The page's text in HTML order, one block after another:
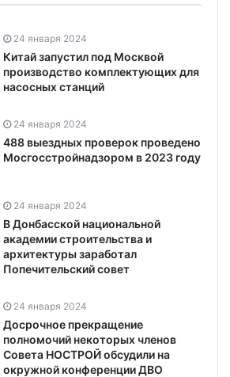
24 января 2024
Китай запустил под Москвой
производство комплектующих для
насосных станций
24 января 2024
488 выездных проверок проведено
Мосгосстройнадзором в 2023 году
24 января 2024
В Донбасской национальной
академии строительства и
архитектуры заработал
Попечительский совет
24 января 2024
Досрочное прекращение
полномочий некоторых членов
Совета НОСТРОЙ обсудили на
окружной конференции ДВО